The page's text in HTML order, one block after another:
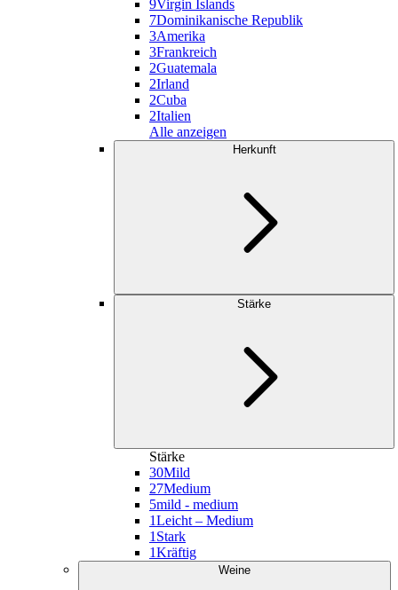
9Virgin Islands
7Dominikanische Republik
3Amerika
3Frankreich
2Guatemala
2Irland
2Cuba
2Italien
Alle anzeigen
Herkunft
Stärke
Stärke
30Mild
27Medium
5mild - medium
1Leicht – Medium
1 Stark
1Kräftig
Weine